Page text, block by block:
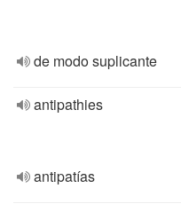
de modo suplicante
antipathies
antipatías